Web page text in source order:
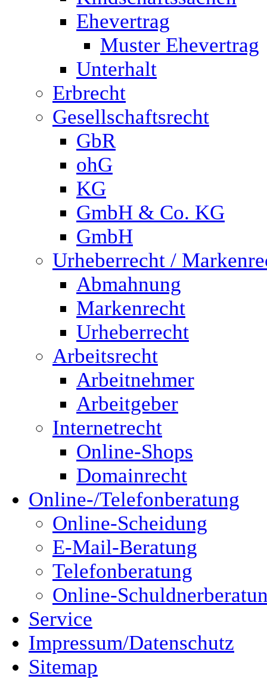
Ehevertrag
Muster Ehevertrag
Unterhalt
Erbrecht
Gesellschaftsrecht
GbR
ohG
KG
GmbH & Co. KG
GmbH
Urheberrecht /
Abmahnung
Markenrecht
Urheberrecht
Arbeitsrecht
Arbeitnehmer
Arbeitgeber
Internetrecht
Online-Shops
Domainrecht
Online-/Telefonberatung
Online-Scheidung
E-Mail-Beratung
Telefonberatung
Online-
Service
Impressum/Datenschutz
Sitemap